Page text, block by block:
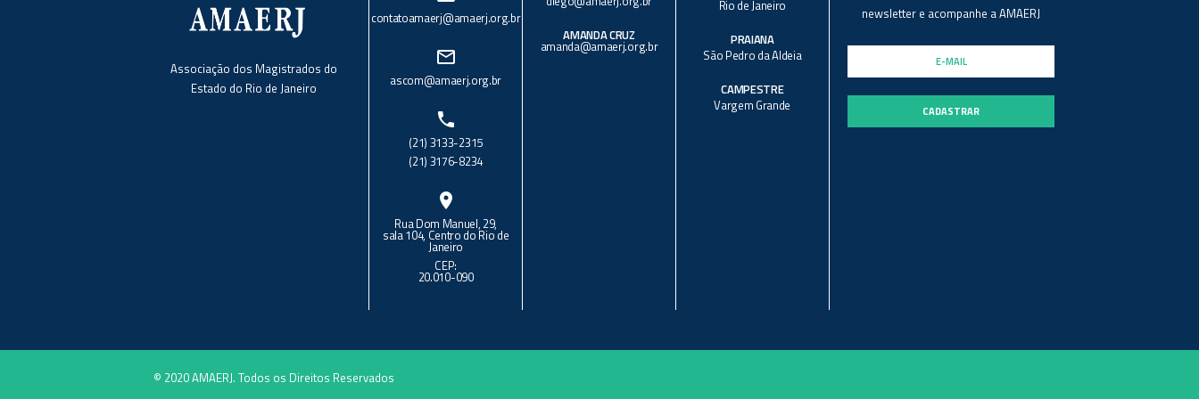
Associação dos Magistrados do
Estado do Rio de Janeiro
contatoamaerj@amaerj.org.br
mail_outline
ascom@amaerj.org.br
phone
(21) 3133-2315
(21) 3176-8234
location_on
Rua Dom Manuel, 29,
sala 104, Centro do Rio de
Janeiro
CEP:
20.010-090
AMANDA CRUZ
amanda@amaerj.org.br
Rio de Janeiro
PRAIANA
São Pedro da Aldeia
CAMPESTRE
Vargem Grande
newsletter e acompanhe a AMAERJ
© 2020 AMAERJ. Todos os Direitos Reservados